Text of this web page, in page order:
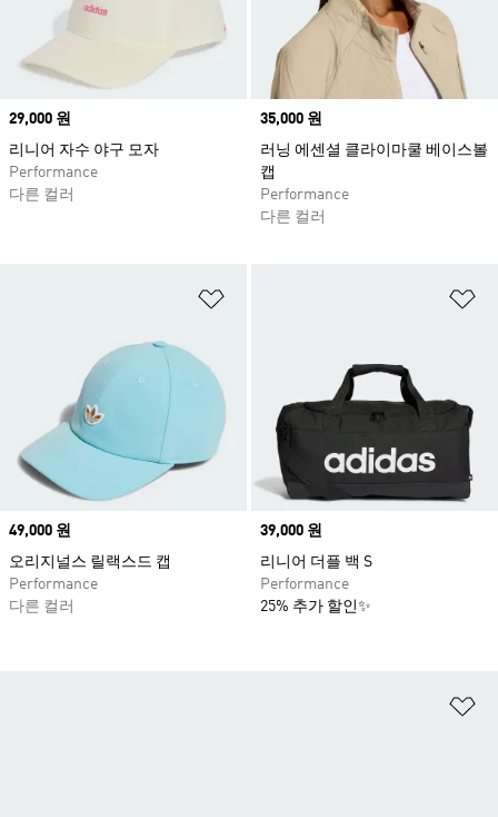
Price
29,000 원
리니어 자수 야구 모자
Performance
다른 컬러
Price
35,000 원
러닝 에센셜 클라이마쿨 베이스볼
캡
Performance
다른 컬러
Price
49,000 원
오리지널스 릴랙스드 캡
Performance
다른 컬러
Price
39,000 원
리니어 더플 백 S
Performance
25% 추가 할인✨